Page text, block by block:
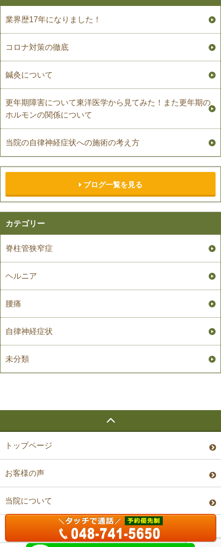
業界歴17年になりました！
コロナ対策の徹底
鍼灸について
更年期障害について東洋医学から見てみた！また更年期の
ホルモンの関係について
当院の自律神経症状への施術の考え方
ブログ一覧を見る
カテゴリー
脊柱管狭窄症
ヘルニア
腰痛
自律神経症状
未分類
トップページ
お客様の声
当院について